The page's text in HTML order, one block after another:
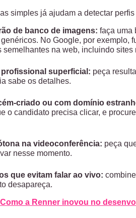
simples já ajudam a detectar
de banco de imagens: faça uma
No Google, por exemplo,
semelhantes na web, incluindo
superficial: peça
sabe os detalhes.
criado ou com domínio
o candidato precisa clicar, e
na videoconferência: peça
nesse momento.
que evitam falar ao vivo:
desapareça.
Como a Renner inovou no